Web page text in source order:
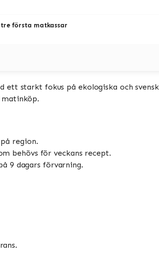
tre första matkassar
starkt fokus på ekologiska och
matinköp.
region.
behövs för veckans recept.
9 dagars förvarning.